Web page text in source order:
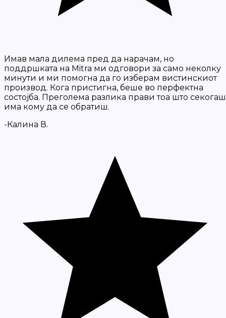
Имав мала дилема пред да нарачам, но
поддршката на Mitra ми одговори за само неколку
минути и ми помогна да го изберам вистинскиот
производ. Кога пристигна, беше во перфектна
состојба. Преголема разлика прави тоа што секогаш
има кому да се обратиш.
-Калина В.